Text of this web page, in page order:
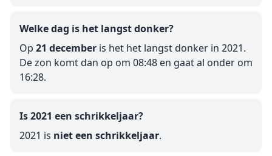
Welke dag is het langst donker?
Op 21 december is het het langst donker in 2021.
De zon komt dan op om 08:48 en gaat al onder om
16:28.
Is 2021 een schrikkeljaar?
2021 is niet een schrikkeljaar.